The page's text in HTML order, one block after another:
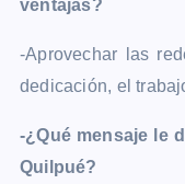
ventajas?
-Aprovechar las
dedicación, el
-¿Qué mensaje le
Quilpué?